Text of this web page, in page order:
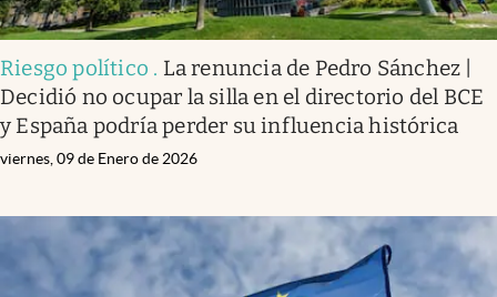
Riesgo político . La renuncia de Pedro Sánchez |
Decidió no ocupar la silla en el directorio del BCE
y España podría perder su influencia histórica
viernes, 09 de Enero de 2026